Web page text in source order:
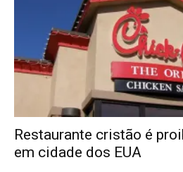
Restaurante cristão é
em cidade dos EUA